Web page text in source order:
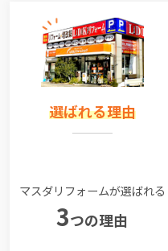
選ばれる理由
マスダリフォームが選ばれる
3つの理由